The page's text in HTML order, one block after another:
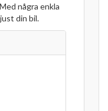
några enkla
din bil.